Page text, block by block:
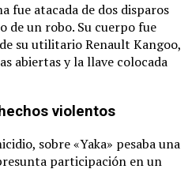
fue atacada de dos disparos
de un robo. Su cuerpo fue
su utilitario Renault Kangoo,
abiertas y la llave colocada
violentos
sobre «Yaka» pesaba una
participación en un